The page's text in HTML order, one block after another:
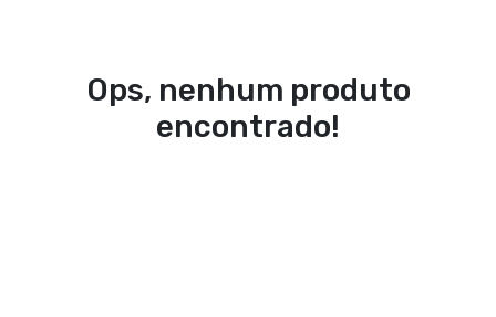
Ops, nenhum produto
encontrado!